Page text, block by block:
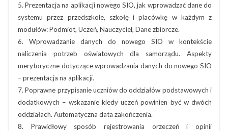
5. Prezentacja na aplikacji nowego SIO, jak wprowadzać dane do
systemu przez przedszkole, szkołę i placówkę w każdym z
modułów: Podmiot, Uczeń, Nauczyciel, Dane zbiorcze.
6. Wprowadzanie danych do nowego SIO w kontekście
naliczenia potrzeb oświatowych dla samorządu. Aspekty
merytoryczne dotyczące wprowadzania danych do nowego SIO
– prezentacja na aplikacji.
7. Poprawne przypisanie uczniów do oddziałów podstawowych i
dodatkowych – wskazanie kiedy uczeń powinien być w dwóch
oddziałach. Automatyczna data zakończenia.
8. Prawidłowy sposób rejestrowania orzeczeń i opinii